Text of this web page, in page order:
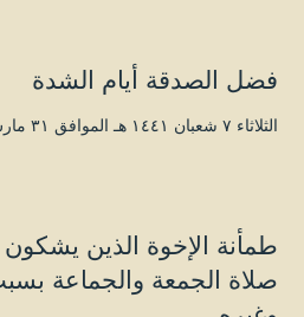
فضل الصدقة أيام الشدة
الثلاثاء ۷ شعبان ۱٤٤۱ هـ الموافق ۳۱ مارس ۲۰۲۰ مـ |
طمأنة الإخوة الذين
صلاة الجمعة والجماعة